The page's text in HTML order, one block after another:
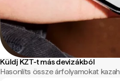
Küldj KZT-t más devizákból
Hasonlíts össze árfolyamokat